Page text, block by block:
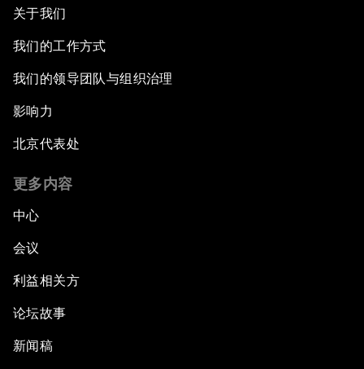
关于我们
我们的工作方式
我们的领导团队与组织治理
影响力
北京代表处
更多内容
中心
会议
利益相关方
论坛故事
新闻稿